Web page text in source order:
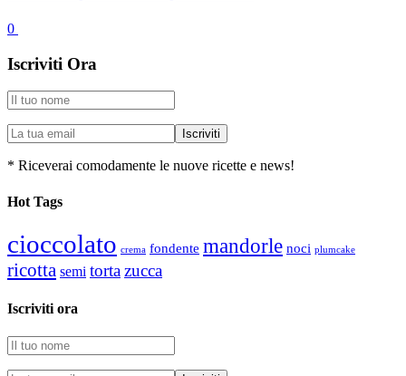
0
Iscriviti Ora
* Riceverai comodamente le nuove ricette e news!
Hot Tags
cioccolato crema fondente mandorle noci plumcake
ricotta semi tortazucca
Iscriviti ora